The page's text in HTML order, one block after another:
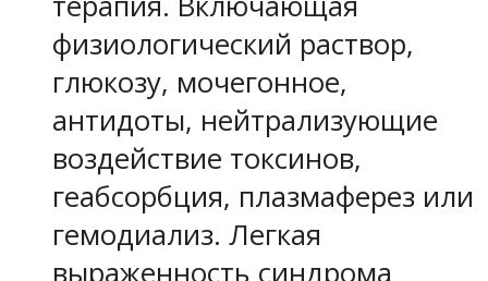
физиологический раствор,
глюкозу, мочегонное,
антидоты, нейтрализующие
воздействие токсинов,
геабсорбция, плазмаферез или
гемодиализ. Легкая
выраженность синдрома